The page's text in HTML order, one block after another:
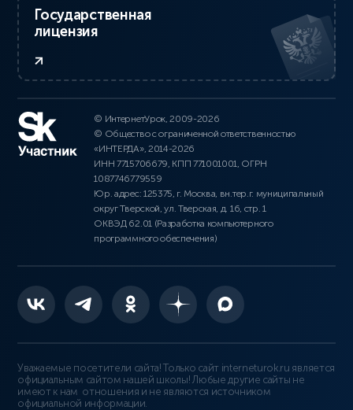
Государственная
лицензия
© ИнтернетУрок, 2009-2026
© Общество с ограниченной ответственностью
«ИНТЕРДА», 2014-2026
ИНН 7715706679, КПП 771001001, ОГРН
1087746779559
Юр. адрес: 125375, г. Москва, вн.тер.г. муниципальный
округ Тверской, ул. Тверская, д. 16, стр. 1
ОКВЭД 62.01 (Разработка компьютерного
программного обеспечения)
Уважаемые посетители сайта! Только сайт interneturok.ru является
официальным сайтом нашей школы! Любые другие сайты не
имеют к нам отношения и не являются источником
официальной информации.